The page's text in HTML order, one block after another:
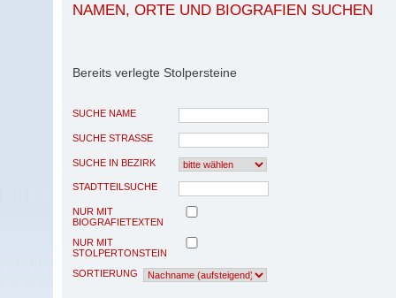
NAMEN, ORTE UND BIOGRAFIEN SUCHEN
Bereits verlegte Stolpersteine
SUCHE NAME
SUCHE STRASSE
SUCHE IN BEZIRK
STADTTEILSUCHE
NUR MIT
BIOGRAFIETEXTEN
NUR MIT
STOLPERTONSTEIN
SORTIERUNG